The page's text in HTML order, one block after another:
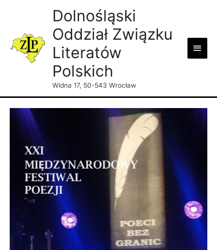
Dolnośląski
Oddział Związku
Literatów
Polskich
Widna 17, 50-543 Wrocław
Main